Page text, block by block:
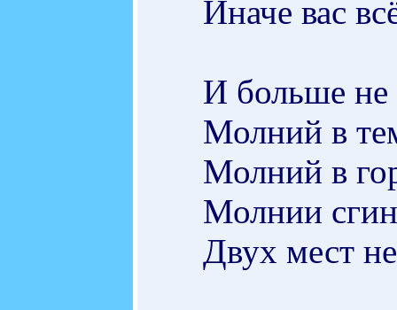
Иначе вас
И больше не
Молний в
Молний в
Молнии
Двух мест